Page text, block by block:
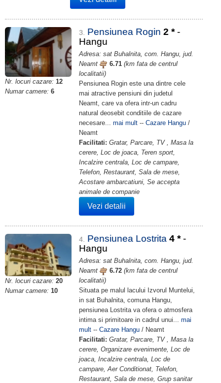
Nr. locuri cazare: 12
Numar camere: 6
3. Pensiunea Rogin 2 * -
Hangu
Adresa: sat Buhalnita, com. Hangu, jud.
Neamt
6.71 (km fata de centrul
localitatii)
Pensiunea Rogin este una dintre cele
mai atractive pensiuni din judetul
Neamt, care va ofera intr-un cadru
natural deosebit conditiile de cazare
necesare... mai mult -- Cazare Hangu /
Neamt
Facilitati: Gratar, Parcare, TV , Masa la
cerere, Loc de joaca, Teren sport,
Incalzire centrala, Loc de campare,
Telefon, Restaurant, Sala de mese,
Acostare ambarcatiuni, Se accepta
animale de companie
Vezi detalii
Nr. locuri cazare: 20
Numar camere: 10
4. Pensiunea Lostrita 4 * -
Hangu
Adresa: sat Buhalnita, com. Hangu, jud.
Neamt
6.72 (km fata de centrul
localitatii)
Situata pe malul lacului Izvorul Muntelui,
in sat Buhalnita, comuna Hangu,
pensiunea Lostrita va ofera o atmosfera
intima si primitoare in cadrul unui... mai
mult -- Cazare Hangu / Neamt
Facilitati: Gratar, Parcare, TV , Masa la
cerere, Organizare evenimente, Loc de
joaca, Incalzire centrala, Loc de
campare, Aer Conditionat, Telefon,
Restaurant, Sala de mese, Grup sanitar